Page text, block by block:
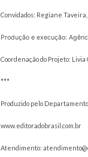
Convidados: Regiane
Produção e execução:
Coordenação do Projeto: Livia
***
Produzido pelo
www.editoradobrasil.com.br
Atendimento: